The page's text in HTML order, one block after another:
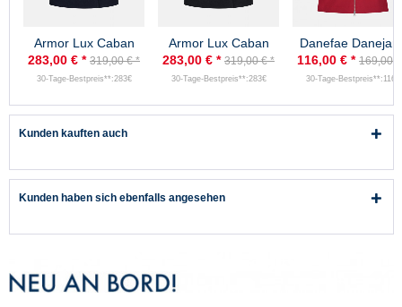
Armor Lux Caban
Damen Marine
283,00 € * 319,00 € *
30-Tage-Bestpreis**:283€
Armor Lux Caban
Damen Schwarz
283,00 € * 319,00 € *
30-Tage-Bestpreis**:283€
Danefae
Damen Softshell
116,00 € * 169,00
30-Tage-Bestpreis**:116€
Kunden kauften auch
Kunden haben sich ebenfalls angesehen